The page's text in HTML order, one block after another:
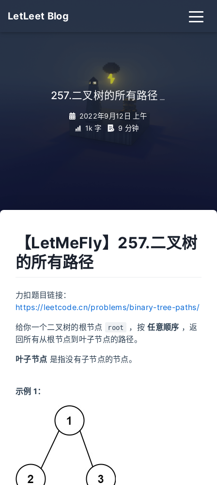
LetLeet Blog
257.二叉树的所有路径
2022年9月12日 上午
1k 字
9 分钟
【LetMeFly】257.二叉树
的所有路径
力扣题目链接：
https://leetcode.cn/problems/binary-tree-paths/
给你一个二叉树的根节点 root ，按任意顺序 ，返
回所有从根节点到叶子节点的路径。
叶子节点 是指没有子节点的节点。
示例 1：